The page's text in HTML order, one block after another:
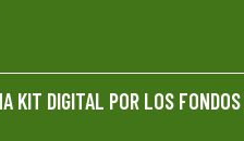
KIT DIGITAL POR LOS